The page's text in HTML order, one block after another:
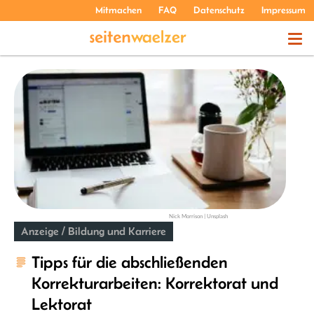
Mitmachen FAQ Datenschutz Impressum
THEMEN
PODCASTS
ÜBER UNS
Nick Morrison | Unsplash
Anzeige / Bildung und Karriere
Tipps für die abschließenden
Korrekturarbeiten: Korrektorat und
Lektorat